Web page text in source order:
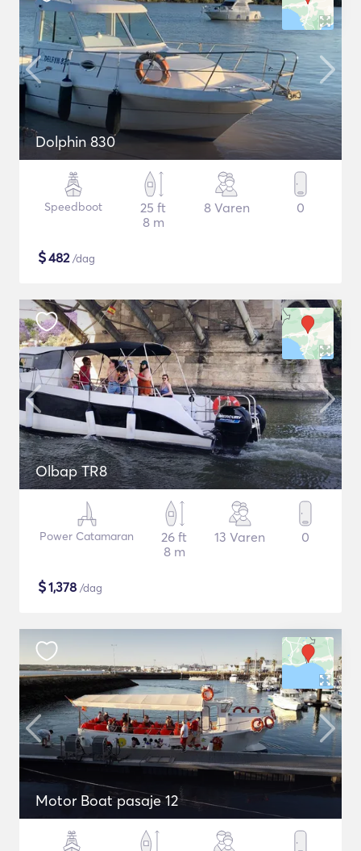
Dolphin 830
Speedboot
25 ft
8 m
8 Varen 0
$482/dag
Olbap TR8
Power Catamaran
26 ft
8 m
13 Varen 0
$1,378 /dag
Motor Boat pasaje 12